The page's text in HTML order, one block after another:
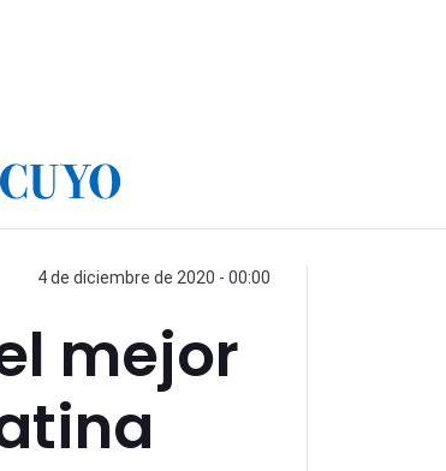
4 de diciembre de 2020 - 00:00
mejor